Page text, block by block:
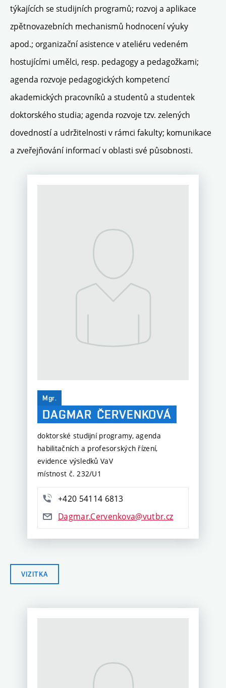
týkajících se studijních programů; rozvoj a aplikace
zpětnovazebních mechanismů hodnocení výuky
apod.; organizační asistence v ateliéru vedeném
hostujícími umělci, resp. pedagogy a pedagožkami;
agenda rozvoje pedagogických kompetencí
akademických pracovníků a studentů a studentek
doktorského studia; agenda rozvoje tzv. zelených
dovedností a udržitelnosti v rámci fakulty; komunikace
a zveřejňování informací v oblasti své působnosti.
Mgr.
DAGMAR ČERVENKOVÁ
doktorské studijní programy, agenda
habilitačních a profesorských řízení,
evidence výsledků VaV
místnost č. 232/U1
+420 54114 6813
Dagmar.Cervenkova@vutbr.cz
VIZITKA